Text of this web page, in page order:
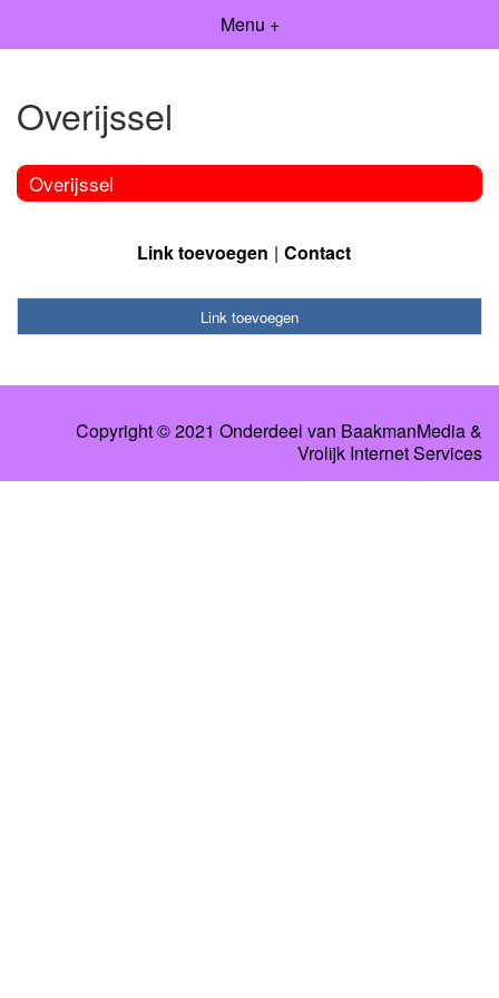
Menu +
Overijssel
Overijssel
Link toevoegen Contact
Link toevoegen
Copyright © 2021 Onderdeel van BaakmanMedia&
Vrolijk Internet Services